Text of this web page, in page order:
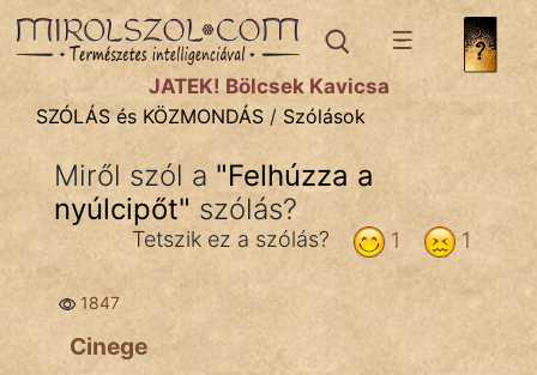
SZÓLÁS ÉS KÖZMONDÁStémák:
Bibliai
Közmondások
Szállóigék
Szóláscsoportok
JÁTÉK! Bölcsek Kavicsa
SZÓLÁS és KÖZMONDÁS / Szólások
Miről szól a "Felhúzza a
nyúlcipőt" szólás?
1
1
Tetszik ez a szólás?
1847
Cinege